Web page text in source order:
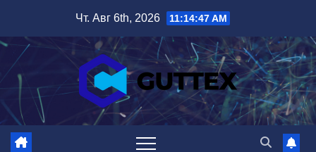
содержимому
Чт. Авг 6th, 2026 11:14:48 AM